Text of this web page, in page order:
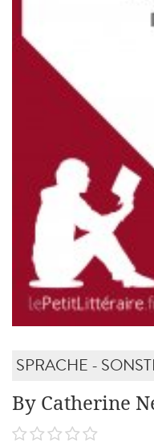
SPRACHE -
By Catherine